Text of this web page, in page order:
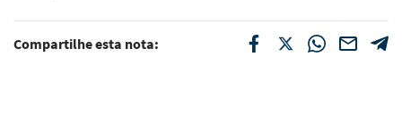
Compartilhe esta nota: